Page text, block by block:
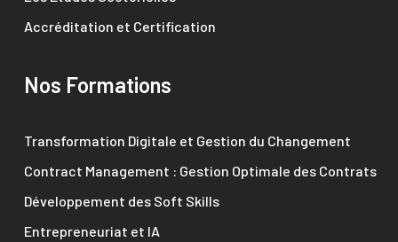
Accréditation et Certification
Nos Formations
Transformation Digitale et Gestion du Changement
Contract Management : Gestion Optimale des Contrats
Développement des Soft Skills
Entrepreneuriat et IA